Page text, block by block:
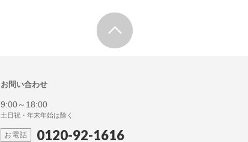
お問い合わせ
9:00～18:00
土日祝・年末年始は除く
お電話 0120-92-1616